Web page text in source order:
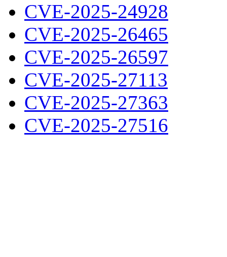
CVE-2025-24928
CVE-2025-26465
CVE-2025-26597
CVE-2025-27113
CVE-2025-27363
CVE-2025-27516